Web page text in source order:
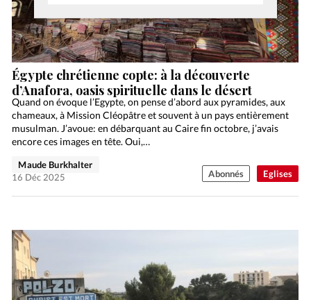
Eglises
Égypte chrétienne copte: à la découverte
d’Anafora, oasis spirituelle dans le désert
Quand on évoque l’Egypte, on pense d’abord aux pyramides, aux
chameaux, à Mission Cléopâtre et souvent à un pays entièrement
musulman. J’avoue: en débarquant au Caire fin octobre, j’avais
encore ces images en tête. Oui,…
Maude Burkhalter
16 Déc 2025
Abonnés